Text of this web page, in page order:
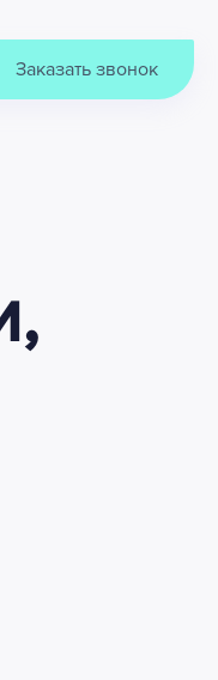
Заказать звонок